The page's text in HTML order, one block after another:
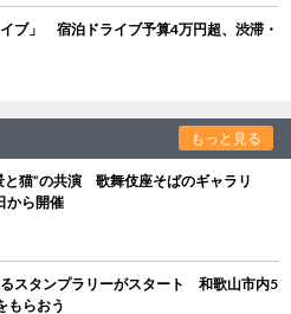
ブ」 宿泊ドライブ予算4万円超、渋滞・
もっと見る
と猫”の共演 歌舞伎座そばのギャラリ
から開催
スタンプラリーがスタート 和歌山市内5
もらおう